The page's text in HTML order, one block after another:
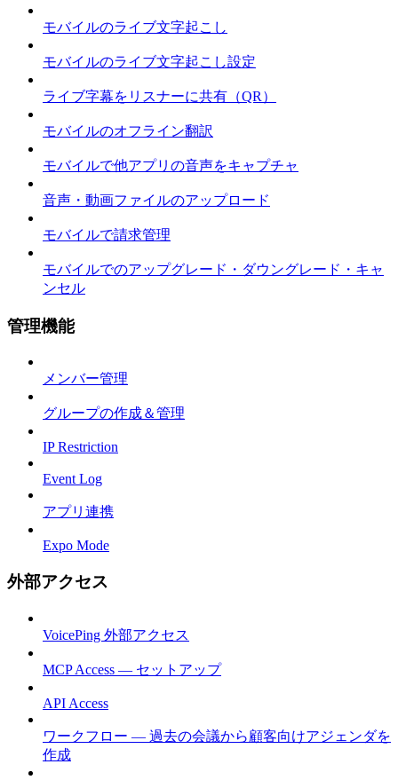
モバイルのライブ文字起こし
モバイルのライブ文字起こし設定
ライブ字幕をリスナーに共有（QR）
モバイルのオフライン翻訳
モバイルで他アプリの音声をキャプチャ
音声・動画ファイルのアップロード
モバイルで請求管理
モバイルでのアップグレード・ダウングレード・キャ
ンセル
管理機能
メンバー管理
グループの作成＆管理
IP Restriction
Event Log
アプリ連携
Expo Mode
外部アクセス
VoicePing 外部アクセス
MCP Access — セットアップ
API Access
ワークフロー — 過去の会議から顧客向けアジェンダを
作成